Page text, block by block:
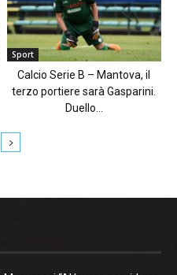
Sport
Calcio Serie B – Mantova, il
terzo portiere sarà Gasparini.
Duello...